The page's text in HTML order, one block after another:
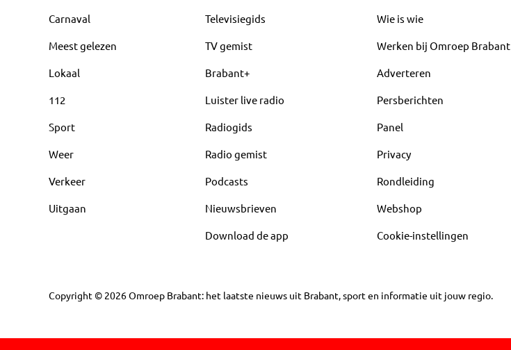
Carnaval
Meest gelezen
Lokaal
112
Sport
Weer
Verkeer
Uitgaan
Televisiegids
TV gemist
Brabant+
Luister live radio
Radiogids
Radio gemist
Podcasts
Nieuwsbrieven
Download de app
Wie is wie
Werken bij Omroep Brabant
Adverteren
Persberichten
Panel
Privacy
Rondleiding
Webshop
Cookie-instellingen
Copyright © 2026Omroep Brabant: het laatste nieuws uit Brabant, sport en informatie uit jouw regio.